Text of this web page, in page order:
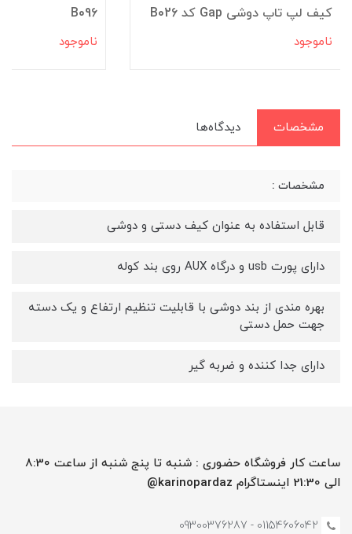
کیف لپ تاپ دوشی Gap کد B026
ناموجود
B096
ناموجود
مشخصات دیدگاه‌ها
مشخصات :
قابل استفاده به عنوان کیف دستی و دوشی
دارای پورت usb و درگاه AUX روی بند کوله
بهره مندی از بند دوشی با قابلیت تنظیم ارتفاع و یک دسته
جهت حمل دستی
دارای جدا کننده و ضربه گیر
ساعت کار فروشگاه حضوری : شنبه تا پنج شنبه از ساعت 8:30
الی 21:30 اینستاگرام karinopardaz@
01154606042 - 09300376287